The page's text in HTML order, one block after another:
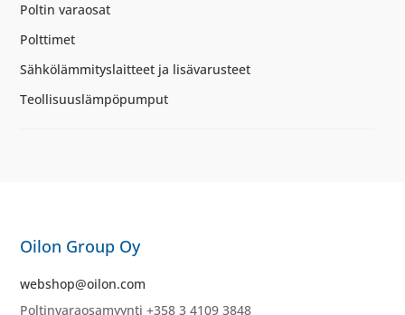
Poltin varaosat
Polttimet
Sähkölämmityslaitteet ja lisävarusteet
Teollisuuslämpöpumput
Oilon Group Oy
webshop@oilon.com
Poltinvaraosamyynti +358 3 4109 3848